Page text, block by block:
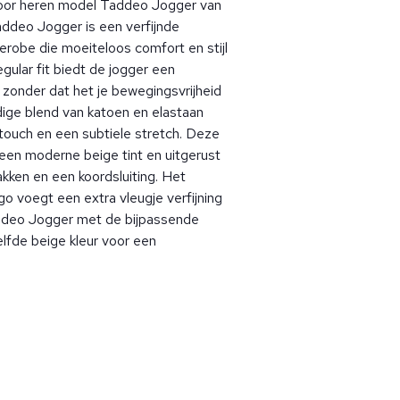
heren model Taddeo Jogger van
Jogger is een verfijnde
die moeiteloos comfort en stijl
fit biedt de jogger een
dat het je bewegingsvrijheid
blend van katoen en elastaan
en een subtiele stretch. Deze
moderne beige tint en uitgerust
en een koordsluiting. Het
voegt een extra vleugje verfijning
Jogger met de bijpassende
beige kleur voor een